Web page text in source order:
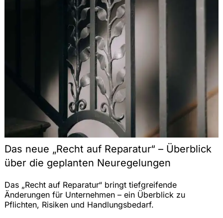
Das neue „Recht auf Reparatur“ – Überblick
über die geplanten Neuregelungen
Das „Recht auf Reparatur“ bringt tiefgreifende
Änderungen für Unternehmen – ein Überblick zu
Pflichten, Risiken und Handlungsbedarf.